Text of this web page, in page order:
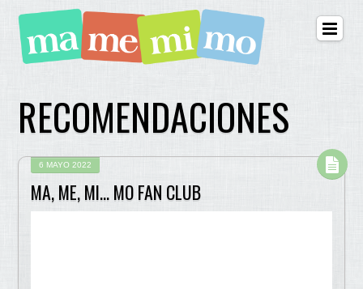
RECOMENDACIONES
6 MAYO 2022
MA, ME, MI… MO FAN CLUB